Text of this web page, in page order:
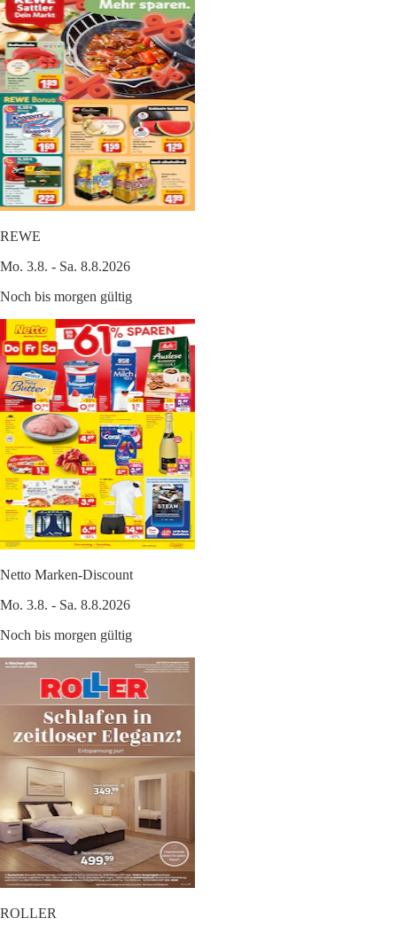
REWE
Mo. 3.8. - Sa. 8.8.2026
Noch bis morgen gültig
Netto Marken-Discount
Mo. 3.8. - Sa. 8.8.2026
Noch bis morgen gültig
ROLLER